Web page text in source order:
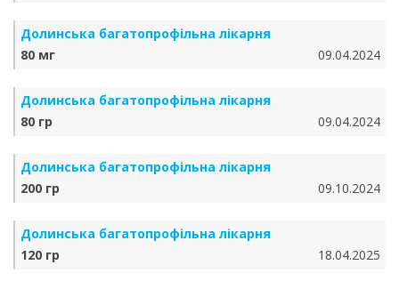
Долинська багатопрофільна лікарня
80 мг
09.04.2024
Долинська багатопрофільна лікарня
80 гр
09.04.2024
Долинська багатопрофільна лікарня
200 гр
09.10.2024
Долинська багатопрофільна лікарня
120 гр
18.04.2025